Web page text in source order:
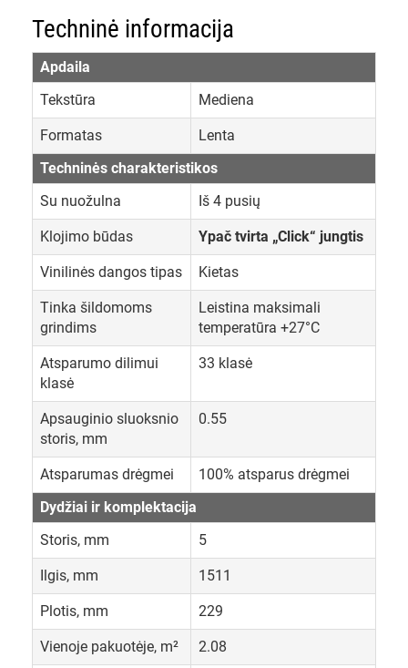
Techninė informacija
Apdaila
Tekstūra
Mediena
Formatas
Lenta
Techninės charakteristikos
Su nuožulna
Iš 4 pusių
Klojimo būdas Ypač tvirta „Click“ jungtis
Vinilinės dangos tipas Kietas
Tinka šildomoms
grindims
Leistina maksimali
temperatūra +27°C
Atsparumo dilimui
klasė
33 klasė
Apsauginio sluoksnio
storis, mm
0.55
Atsparumas drėgmei
100% atsparus drėgmei
Dydžiai ir komplektacija
Storis, mm
5
Ilgis, mm 1511
Plotis, mm 229
Vienoje pakuotėje, m² 2.08